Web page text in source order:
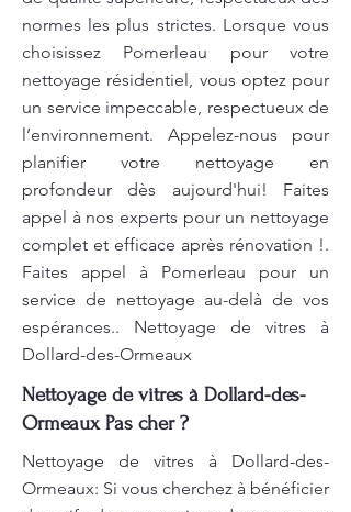
normes les plus strictes. Lorsque vous
choisissez Pomerleau pour votre
nettoyage résidentiel, vous optez pour
un service impeccable, respectueux de
l’environnement. Appelez-nous pour
planifier votre nettoyage en
profondeur dès aujourd'hui! Faites
appel à nos experts pour un nettoyage
complet et efficace après rénovation !.
Faites appel à Pomerleau pour un
service de nettoyage au-delà de vos
espérances.. Nettoyage de vitres à
Dollard-des-Ormeaux
Nettoyage de vitres à Dollard-des-
Ormeaux Pas cher ?
Nettoyage de vitres à Dollard-des-
Ormeaux: Si vous cherchez à bénéficier